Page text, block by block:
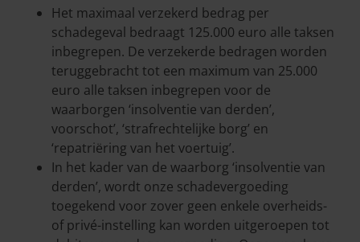
Het maximaal verzekerd bedrag per
schadegeval bedraagt 125.000 euro alle taksen
inbegrepen. De verzekerde bedragen worden
teruggebracht tot een maximum van 25.000
euro alle taksen inbegrepen voor de
waarborgen ‘insolventie van derden’,
voorschot’, ‘strafrechtelijke borg’ en
‘repatriëring van het voertuig’.
In het kader van de waarborg ‘insolventie van
derden’, wordt onze schadevergoeding
toegekend voor zover geen enkele overheids-
of privé-instelling kan worden uitgeroepen tot